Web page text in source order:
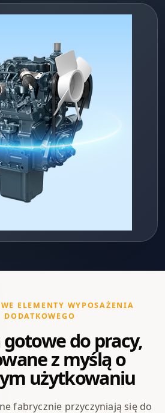
ELEMENTY WYPOSAŻENIA
DODATKOWEGO
do pracy,
z myślą o
użytkowaniu
fabrycznie przyczyniają się do